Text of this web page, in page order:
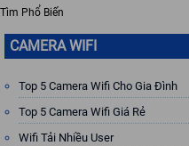
Tìm Phổ Biến
CAMERA WIFI
Top 5 Camera Wifi Cho Gia Đình
Top 5 Camera Wifi Giá Rẻ
Wifi Tải Nhiều User